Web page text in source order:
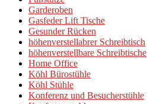
Garderoben
Gasfeder Lift Tische
Gesunder Rücken
höhenverstellabrer Schreibtisch
höhenverstellbare Schreibtische
Home Office
Köhl Bürostühle
Köhl Stühle
Konferenz und Besucherstühle